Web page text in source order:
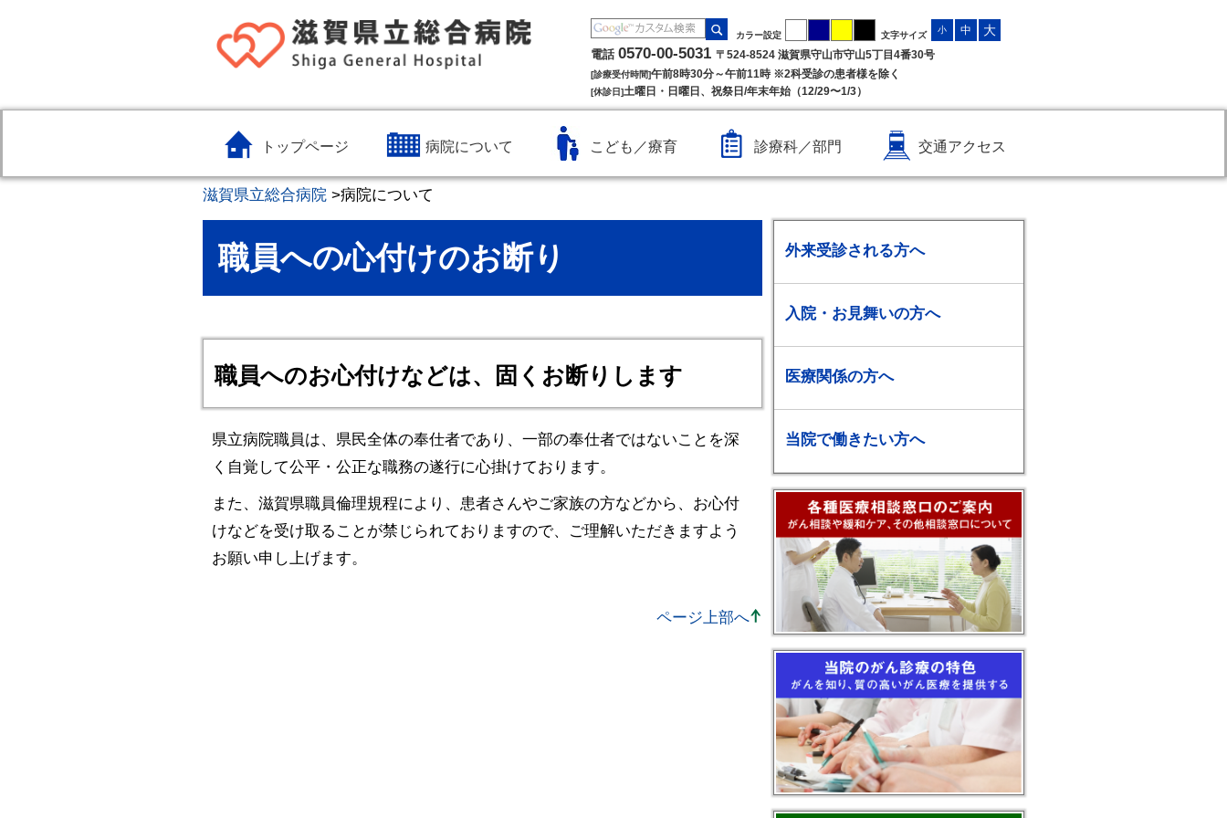
カラー設定 文字サイズ
小 中 大
電話 0570-00-5031 〒524-8524 滋賀県守山市守山5丁目4番30号
[診療受付時間]午前8時30分～午前11時 ※2科受診の患者様を除く
[休診日]土曜日・日曜日、祝祭日/年末年始（12/29〜1/3）
トップページ 病院について こども／療育 診療科／部門 交通アクセス
滋賀県立総合病院 >病院について
職員への心付けのお断り
職員へのお心付けなどは、固くお断りします
県立病院職員は、県民全体の奉仕者であり、一部の奉仕者ではないことを深
く自覚して公平・公正な職務の遂行に心掛けております。
また、滋賀県職員倫理規程により、患者さんやご家族の方などから、お心付
けなどを受け取ることが禁じられておりますので、ご理解いただきますよう
お願い申し上げます。
ページ上部へ
外来受診される方へ
入院・お見舞いの方へ
医療関係の方へ
当院で働きたい方へ